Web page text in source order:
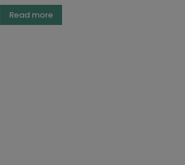
Read more